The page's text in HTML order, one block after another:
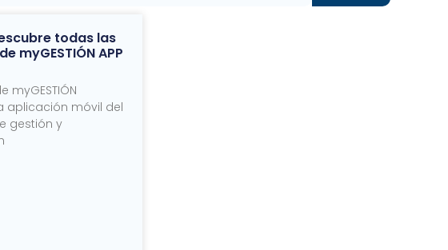
todas las
myGESTIÓN APP
myGESTIÓN
aplicación móvil del
gestión y